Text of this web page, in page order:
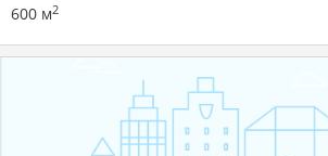
600 м2